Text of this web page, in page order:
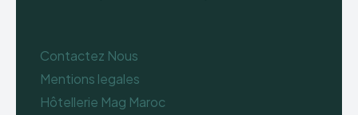
Contactez Nous
Mentions legales
Hôtellerie Mag Maroc